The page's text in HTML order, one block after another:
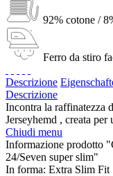
92% cotone /
Ferro da stiro
Descrizione
Descrizione
Incontra la raffinatezza
Jerseyhemd , creata per
Chiudi menu
Informazione prodotto
24/Seven super slim"
In forma: Extra Slim Fit